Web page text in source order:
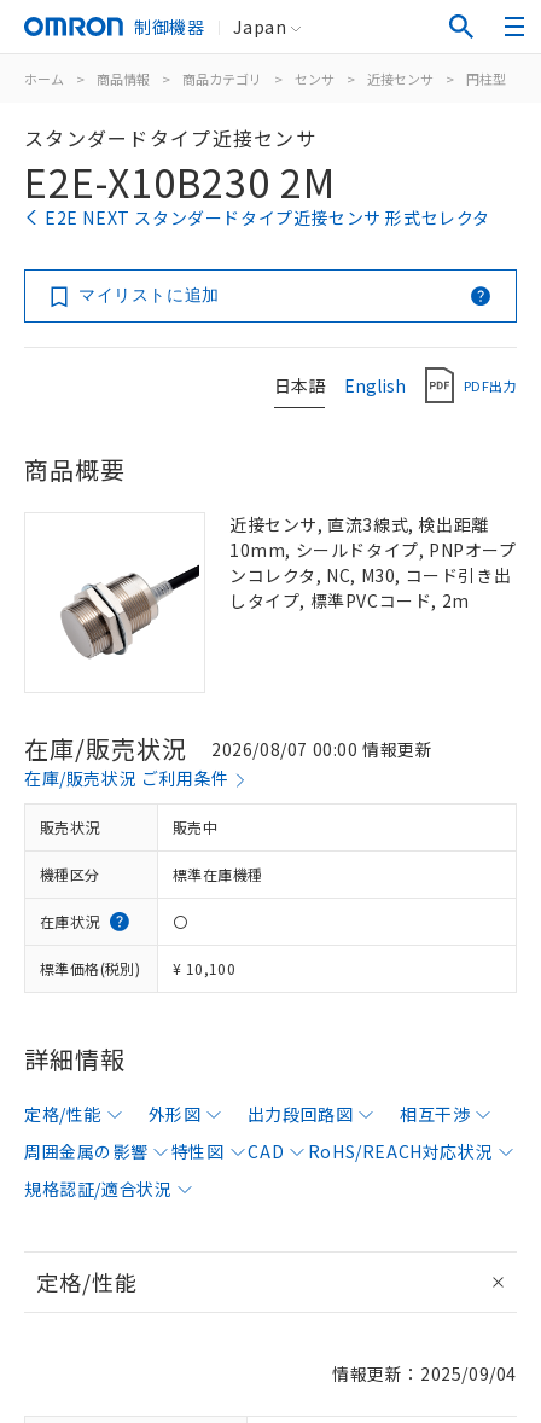
制御機器 Japan
ホーム > 商品情報 > 商品カテゴリ > センサ > 近接センサ > 円柱型
スタンダードタイプ近接センサ
E2E-X10B230 2M
E2E NEXT スタンダードタイプ近接センサ 形式セレクタ
マイリストに追加
日本語 English PDF出力
商品概要
近接センサ, 直流3線式, 検出距離
10mm, シールドタイプ, PNPオープ
ンコレクタ, NC, M30, コード引き出
しタイプ, 標準PVCコード, 2m
在庫/販売状況
2026/08/07 00:00 情報更新
在庫/販売状況 ご利用条件
販売状況 販売中
機種区分 標準在庫機種
在庫状況 〇
標準価格(税別) ¥ 10,100
詳細情報
定格/性能 外形図 出力段回路図
相互干渉
周囲金属の影響
特性図 CAD
RoHS/REACH対応状況
規格認証/適合状況
定格/性能
情報更新：2025/09/04